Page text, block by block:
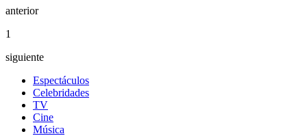
anterior
1
siguiente
Espectáculos
Celebridades
TV
Cine
Música